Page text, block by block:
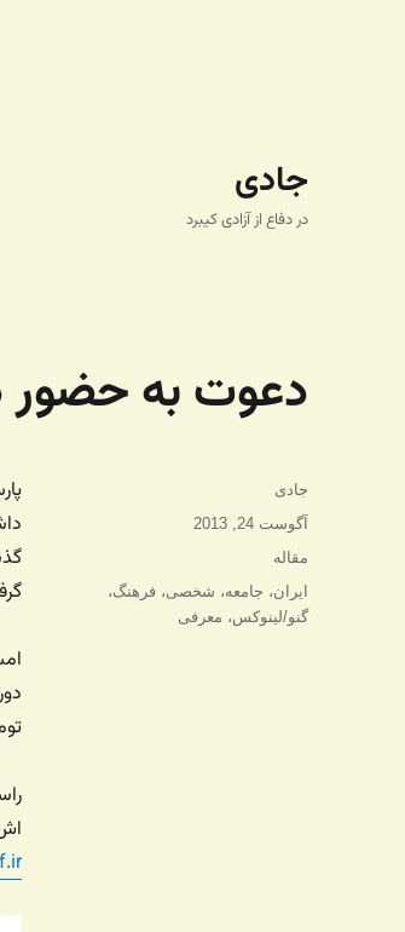
جادی
در دفاع از آزادی کیبرد
دعوت به حضور
نویسنده
جادی
ارسال
شده
آگوست 24, 2013
دسته‌ها
مقاله
برچسب‌ها
ایران، جامعه، شخصی،فرهنگ،
گنو/لینوکس، معرفی